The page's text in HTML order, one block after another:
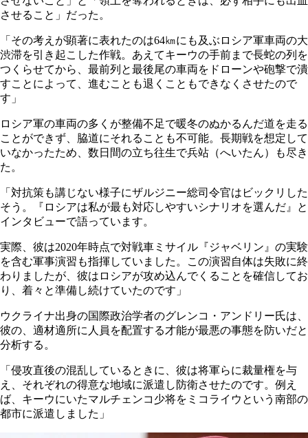
させること」だった。
「その考えが顕著に表れたのは64㎞にも及ぶロシア軍車両の大
渋滞を引き起こした作戦。あえてキーウの手前まで長蛇の列を
つくらせてから、最前列と最後尾の車両をドローンや砲撃で潰
すことによって、進むことも退くこともできなくさせたので
す」
ロシア軍の車両の多くが整備不足で暖冬のぬかるんだ道を走る
ことができず、脇道にそれることも不可能。長期戦を想定して
いなかったため、数日間の立ち往生で兵站（へいたん）も尽き
た。
「対抗策も講じない様子にザルジニー総司令官はビックリした
そう。『ロシアは私が最も対応しやすいシナリオを選んだ』と
インタビューで語っています。
実際、彼は2020年時点で対戦車ミサイル『ジャベリン』の実験
を含む軍事演習も指揮していました。この演習自体は失敗に終
わりましたが、彼はロシアが攻め込んでくることを確信してお
り、着々と準備し続けていたのです」
ウクライナ出身の国際政治学者のグレンコ・アンドリー氏は、
彼の、適材適所に人員を配置する才能が最悪の事態を防いだと
分析する。
「侵攻直後の混乱しているときに、彼は将軍らに裁量権を与
え、それぞれの得意な地域に派遣し防衛させたのです。例え
ば、キーウにいたマルチェンコ少将をミコライウという南部の
都市に派遣しました」